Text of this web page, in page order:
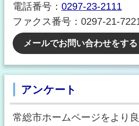
電話番号： 0297-23-2111
ファクス番号：0297-21-
メールでお問い合わせをする
アンケート
常総市ホームページをより